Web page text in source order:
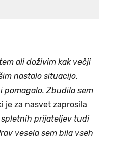
ali doživim kak večji
nastalo situacijo.
pomagalo. Zbudila sem
je za nasvet zaprosila
spletnih prijateljev tudi
vesela sem bila vseh